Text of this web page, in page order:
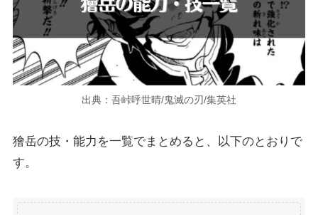
出典：吾峠呼世晴/鬼滅の刃/集英社
獪岳の技・能力を一覧でまとめると、以下のとおりで
す。